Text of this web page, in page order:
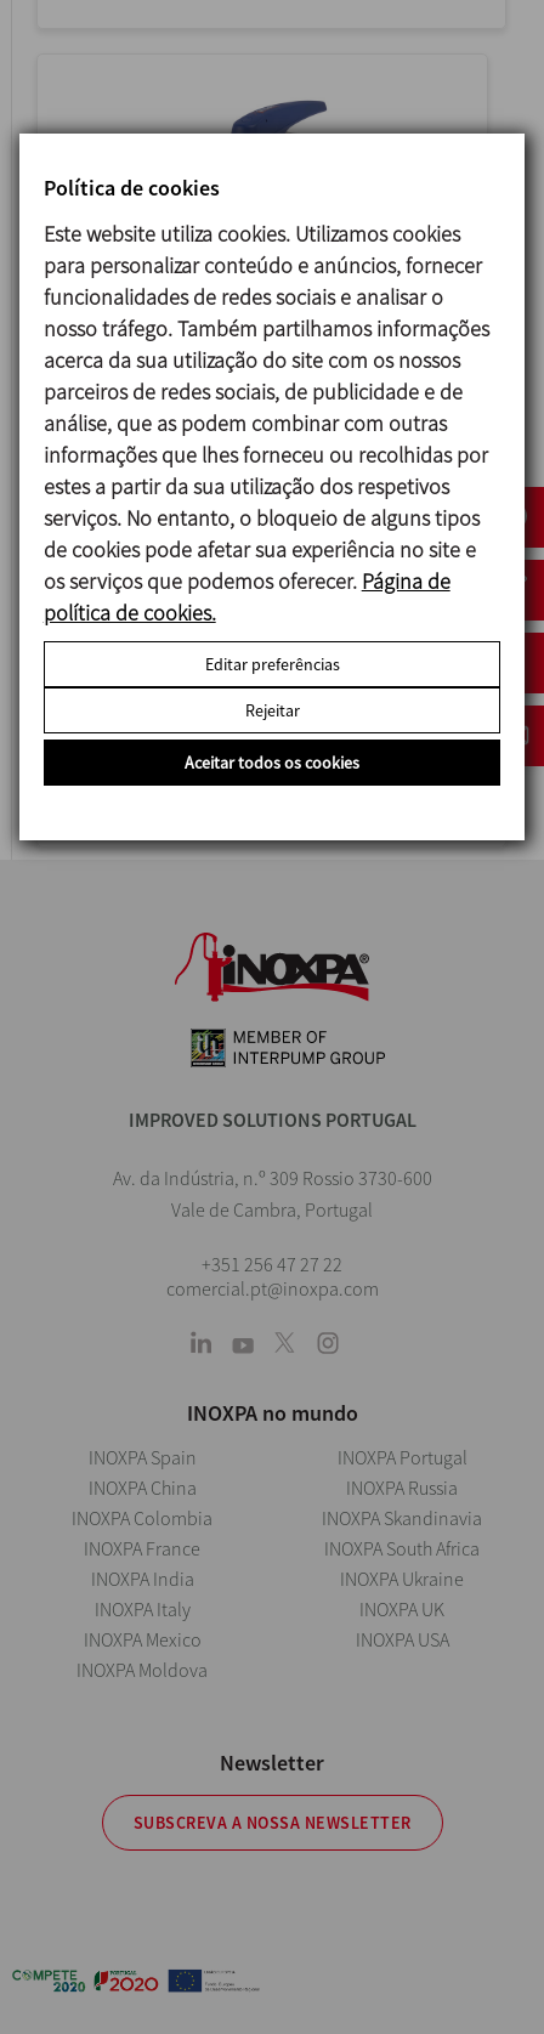
4800
VÁLVULA DE BORBOLETA
4900
VÁLVULA DE BORBOLETA DE TIPO SANDUICHE
IMPROVED SOLUTIONS PORTUGAL
Av. da Indústria, n.º 309 Rossio 3730-600
Vale de Cambra, Portugal
+351 256 47 27 22
comercial.pt@inoxpa.com
INOXPA no mundo
INOXPA Spain
INOXPA China
INOXPA Colombia
INOXPA France
INOXPA India
INOXPA Italy
INOXPA Mexico
INOXPA Moldova
INOXPA Portugal
INOXPA Russia
INOXPA Skandinavia
INOXPA South Africa
INOXPA Ukraine
INOXPA UK
INOXPA USA
Newsletter
SUBSCREVA A NOSSA NEWSLETTER
Política de cookies
Este website utiliza cookies. Utilizamos cookies
para personalizar conteúdo e anúncios, fornecer
funcionalidades de redes sociais e analisar o
nosso tráfego. Também partilhamos informações
acerca da sua utilização do site com os nossos
parceiros de redes sociais, de publicidade e de
análise, que as podem combinar com outras
informações que lhes forneceu ou recolhidas por
estes a partir da sua utilização dos respetivos
serviços. No entanto, o bloqueio de alguns tipos
de cookies pode afetar sua experiência no site e
os serviços que podemos oferecer. Página de
política de cookies.
Editar preferências
Rejeitar
Aceitar todos os cookies